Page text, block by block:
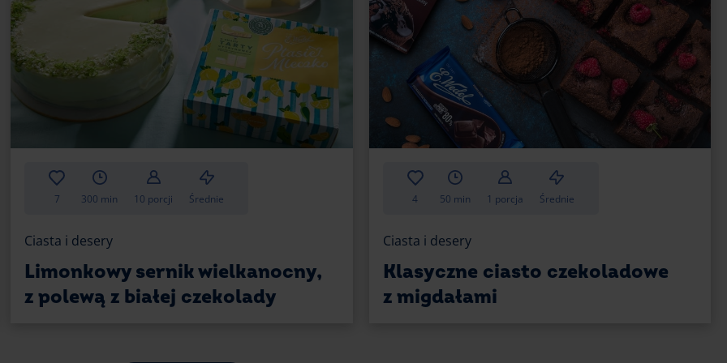
Muffinki z czekoladą nie tylko są tak pyszne, ale też intrygują zróżnicowaną konsystencją.
Trudno im się oprzeć. Te niepozorne babeczki czekoladowe są bardzo podobne do
równie pysznego lava cake. Domowe muffinki z płynną czekoladą w środku zastąpią
niejeden czekoladowiec i inne przepisy z kakao, które do tej pory pojawiały się na Twoim
Sprawdź, czy masz pod ręką podstawowe składniki takie jak: porcję czekolady, mąkę,
masło, cukier, jajka i komplet foremek. Możesz skorzystać z kolorowych papilotek lub
Składniki znajdziesz w każdym sklepie spożywczym, a dzięki kilku prostym modyfikacjom
Babeczki czekoladowe z dodatkami z białej czekolady.
Kiedy ciasto już trafiło do foremek, a babeczki czekoladowe zaczynają powoli wyrastać na
7 300 min 10 porcji Średnie
Ciasta i desery
Limonkowy sernik wielkanocny,
z polewą z białej czekolady
4 50 min 1 porcja Średnie
Ciasta i desery
Klasyczne ciasto czekoladowe
z migdałami